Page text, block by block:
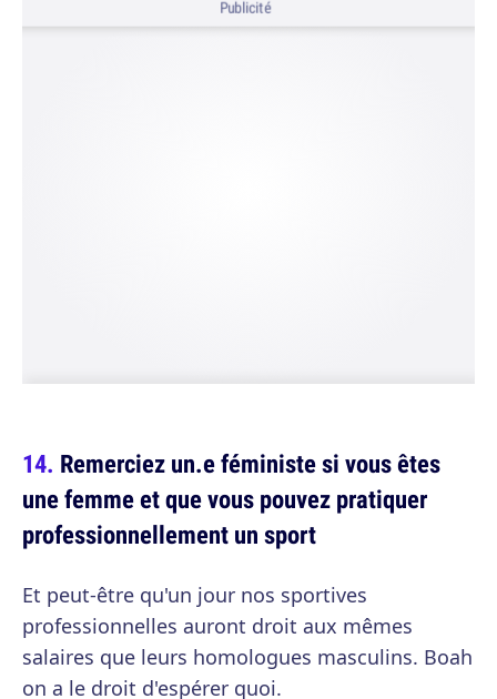
Publicité
Remerciez un.e féministe si vous êtes
une femme et que vous pouvez pratiquer
professionnellement un sport
Et peut-être qu'un jour nos sportives
professionnelles auront droit aux mêmes
salaires que leurs homologues masculins. Boah
on a le droit d'espérer quoi.